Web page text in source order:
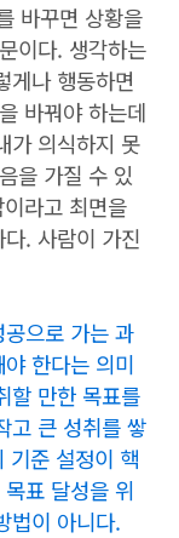
바꾸면 상황을
이다. 생각하는
게나 행동하면
바꿔야 하는데
가 의식하지 못
을 가질 수 있
라고 최면을
. 사람이 가진
으로 가는 과
한다는 의미
할 만한 목표를
고 큰 성취를 쌓
기준 설정이 핵
표 달성을 위
법이 아니다.